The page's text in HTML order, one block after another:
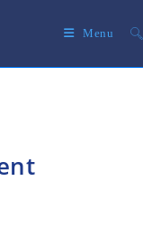
Menu